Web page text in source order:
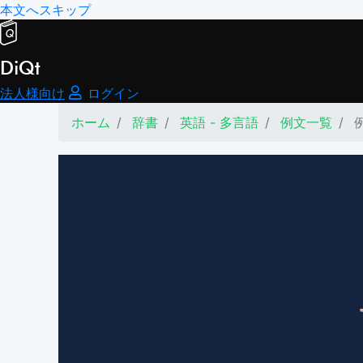
本文へスキップ
DiQt
法人様向け
ログイン
ホーム
辞書 英語 - 多言語 例文一覧